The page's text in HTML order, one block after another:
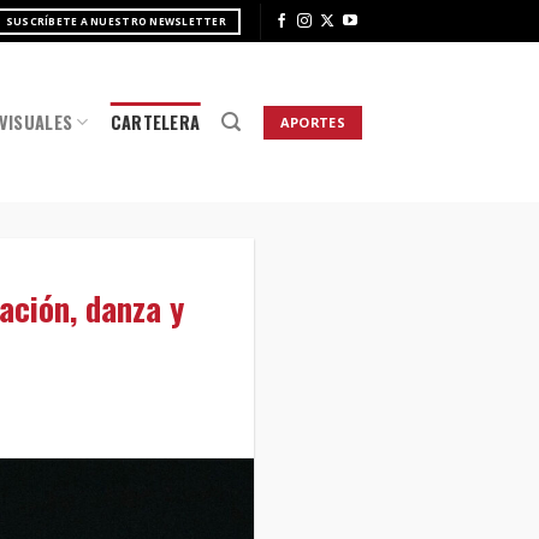
SUSCRÍBETE A NUESTRO NEWSLETTER
CARTELERA APORTES
danza y